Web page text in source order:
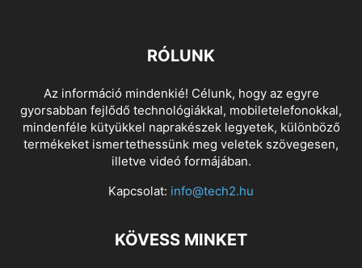
RÓLUNK
Az információ mindenkié! Célunk, hogy az egyre
gyorsabban fejlődő technológiákkal, mobiletelefonokkal,
mindenféle kütyükkel naprakészek legyetek, különböző
termékeket ismertethessünk meg veletek szövegesen,
illetve videó formájában.
Kapcsolat: info@tech2.hu
KÖVESS MINKET